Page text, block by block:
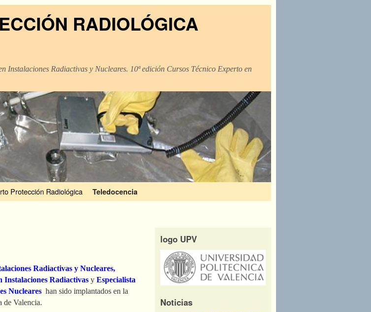
RADIOLÓGICA
Instalaciones Radiactivas y Nucleares. 10ª edición Cursos Técnico Experto en
Protección Radiológica Teledocencia
Radiactivas y Nucleares,
Instalaciones Radiactivas y Especialista
Nucleares han sido implantados en la
de Valencia.
logo UPV
Noticias